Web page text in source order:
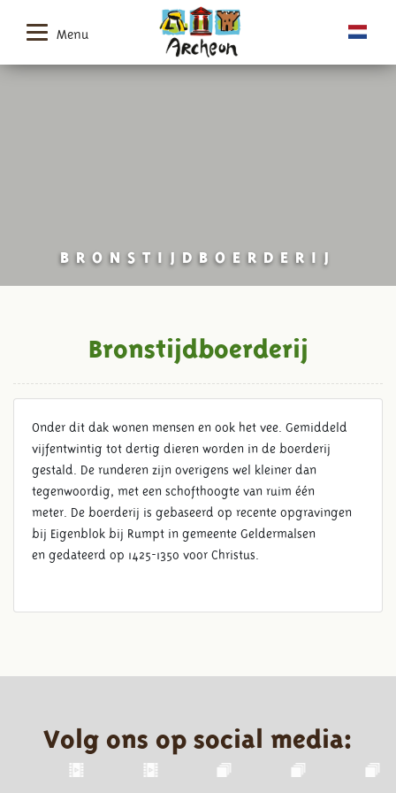
Menu
BRONSTIJDBOERDERIJ
Bronstijdboerderij
Onder dit dak wonen mensen en ook het vee. Gemiddeld
vijfentwintig tot dertig dieren worden in de boerderij
gestald. De runderen zijn overigens wel kleiner dan
tegenwoordig, met een schofthoogte van ruim één
meter. De boerderij is gebaseerd op recente opgravingen
bij Eigenblok bij Rumpt in gemeente Geldermalsen
en gedateerd op 1425-1350 voor Christus.
Volg ons op social media: